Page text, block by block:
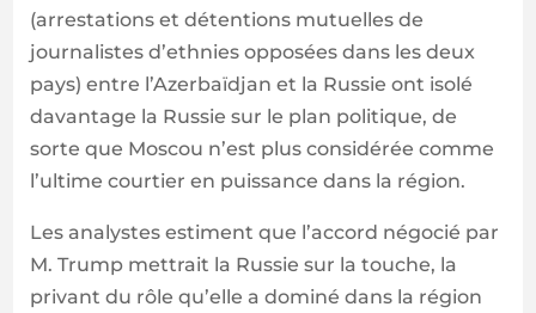
(arrestations et détentions mutuelles de
journalistes d’ethnies opposées dans les deux
pays) entre l’Azerbaïdjan et la Russie ont isolé
davantage la Russie sur le plan politique, de
sorte que Moscou n’est plus considérée comme
l’ultime courtier en puissance dans la région.
Les analystes estiment que l’accord négocié par
M. Trump mettrait la Russie sur la touche, la
privant du rôle qu’elle a dominé dans la région